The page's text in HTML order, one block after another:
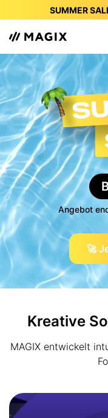
SUMMER
SUMMER
SUMMER
SUMMER
SUMMER
SUMMER
Angebot
🚀
Kreative
MAGIX entwickelt